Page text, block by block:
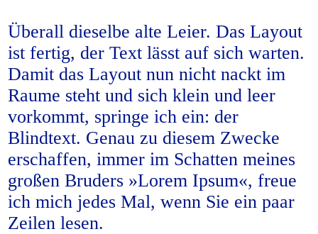
Überall dieselbe alte Leier. Das Layout
ist fertig, der Text lässt auf sich warten.
Damit das Layout nun nicht nackt im
Raume steht und sich klein und leer
vorkommt, springe ich ein: der
Blindtext. Genau zu diesem Zwecke
erschaffen, immer im Schatten meines
großen Bruders »Lorem Ipsum«, freue
ich mich jedes Mal, wenn Sie ein paar
Zeilen lesen.